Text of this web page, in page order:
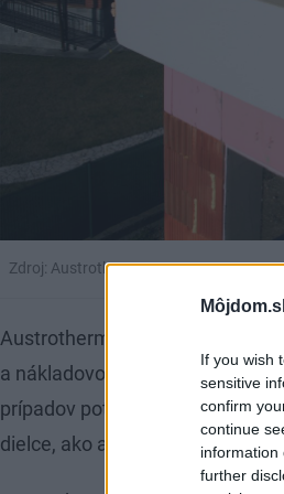
If you wish
sensitive
confirm
continue
information
further
Zdroj: Austrotherm
Austrotherm Atikový prvok
a nákladovo efektívnu
prípadov potrebné množstvo
dielce, ako aj dodatočná